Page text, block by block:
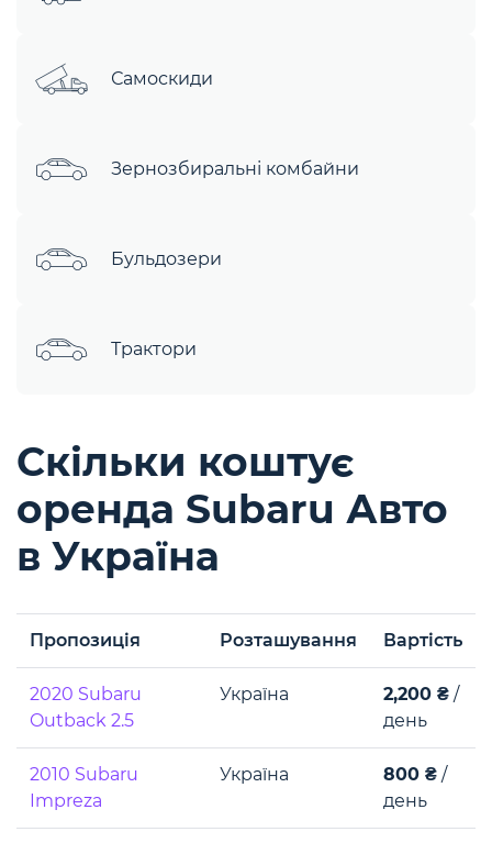
Самоскиди
Зернозбиральні комбайни
Бульдозери
Трактори
Скільки коштує
оренда Subaru Авто
в Україна
Пропозиція Розташування Вартість
2020 Subaru
Outback 2.5
Україна 2,200 ₴ /
день
2010 Subaru
Impreza
Україна 800 ₴ /
день